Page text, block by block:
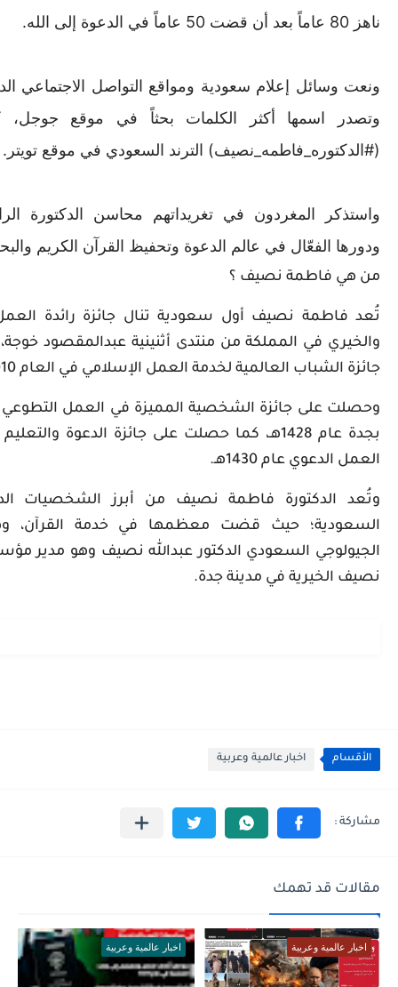
ناهز 80 عاماً بعد أن قضت 50 عاماً في الدعوة إلى الله.
ونعت وسائل إعلام سعودية ومواقع التواصل الاجتماعي
وتصدر اسمها أكثر الكلمات بحثاً في موقع جوجل،
(#الدكتوره_فاطمه_نصيف) الترند السعودي في موقع تويتر.
واستذكر المغردون في تغريداتهم محاسن الدكتورة
ودورها الفعّال في عالم الدعوة وتحفيظ القرآن الكريم
من هي فاطمة نصيف ؟
تُعد فاطمة نصيف أول سعودية تنال جائزة رائدة
والخيري في المملكة من منتدى أثنينية عبدالمقصود
جائزة الشباب العالمية لخدمة العمل الإسلامي في العام 2010.
وحصلت على جائزة الشخصية المميزة في العمل التطوعي
بجدة عام 1428هـ، كما حصلت على جائزة الدعوة
العمل الدعوي عام 1430هـ.
وتُعد الدكتورة فاطمة نصيف من أبرز الشخصيات
السعودية؛ حيث قضت معظمها في خدمة ‫القرآن،
الجيولوجي السعودي الدكتور عبدالله نصيف وهو مدير
نصيف الخيرية في مدينة جدة.
الأقسام اخبار عالمية وعربية
مقالات قد تهمك
اخبار عالمية وعربية اخبار عالمية وعربية